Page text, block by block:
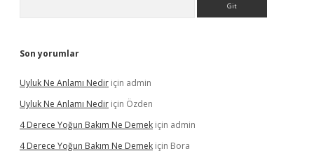
Son yorumlar
Uyluk Ne Anlamı Nedir için admin
Uyluk Ne Anlamı Nedir için Özden
4 Derece Yoğun Bakım Ne Demek için admin
4 Derece Yoğun Bakım Ne Demek için Bora